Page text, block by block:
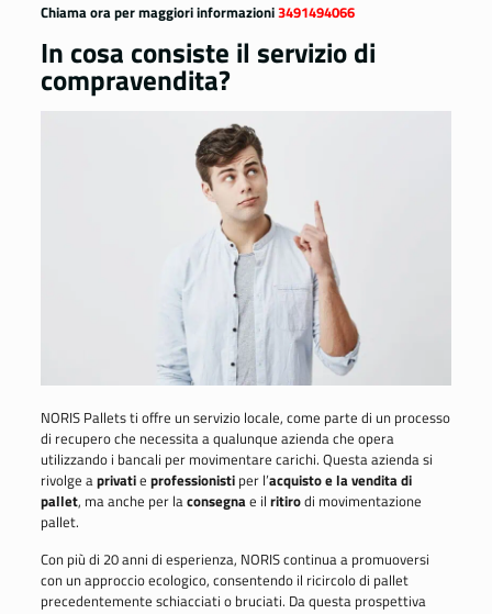
Chiama ora per maggiori informazioni3491494066
In cosa consiste il servizio di
compravendita?
NORIS Pallets ti offre un servizio locale, come parte di un processo
di recupero che necessita a qualunque azienda che opera
utilizzando i bancali per movimentare carichi. Questa azienda si
rivolge aprivati​​e professionistiper l’acquisto e la vendita di
pallet, ma anche per laconsegnae il ritirodi movimentazione
pallet.
Con più di 20 anni di esperienza, NORIS continua a promuoversi
con un approccio ecologico, consentendo il ricircolo di pallet
precedentemente schiacciati o bruciati. Da questa prospettiva